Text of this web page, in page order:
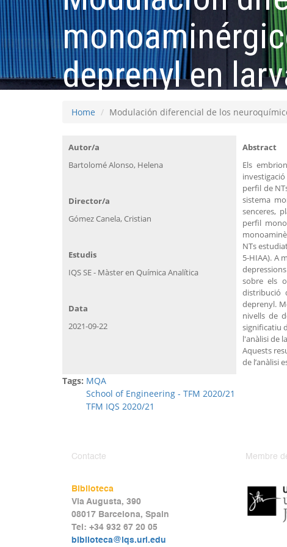
deprenyl en
Home Modulación diferencial de los
Autor/a
Bartolomé Alonso, Helena
Abstract
Els
perfil de
sistema
senceres,
perfil
NTs
5-HIAA). A
sobre els
distribució
deprenyl.
nivells de
significatiu
l'anàlisi de
Aquests
de l’anàlisi
Director/a
Gómez Canela, Cristian
Estudis
IQS SE - Màster en Química Analítica
Data
2021-09-22
Tags: MQA
School of Engineering - TFM 2020/21
TFM IQS 2020/21
Contacte
Biblioteca
Via Augusta, 390
08017 Barcelona, Spain
Tel: +34 932 67 20 05
biblioteca@iqs.url.edu
Membre